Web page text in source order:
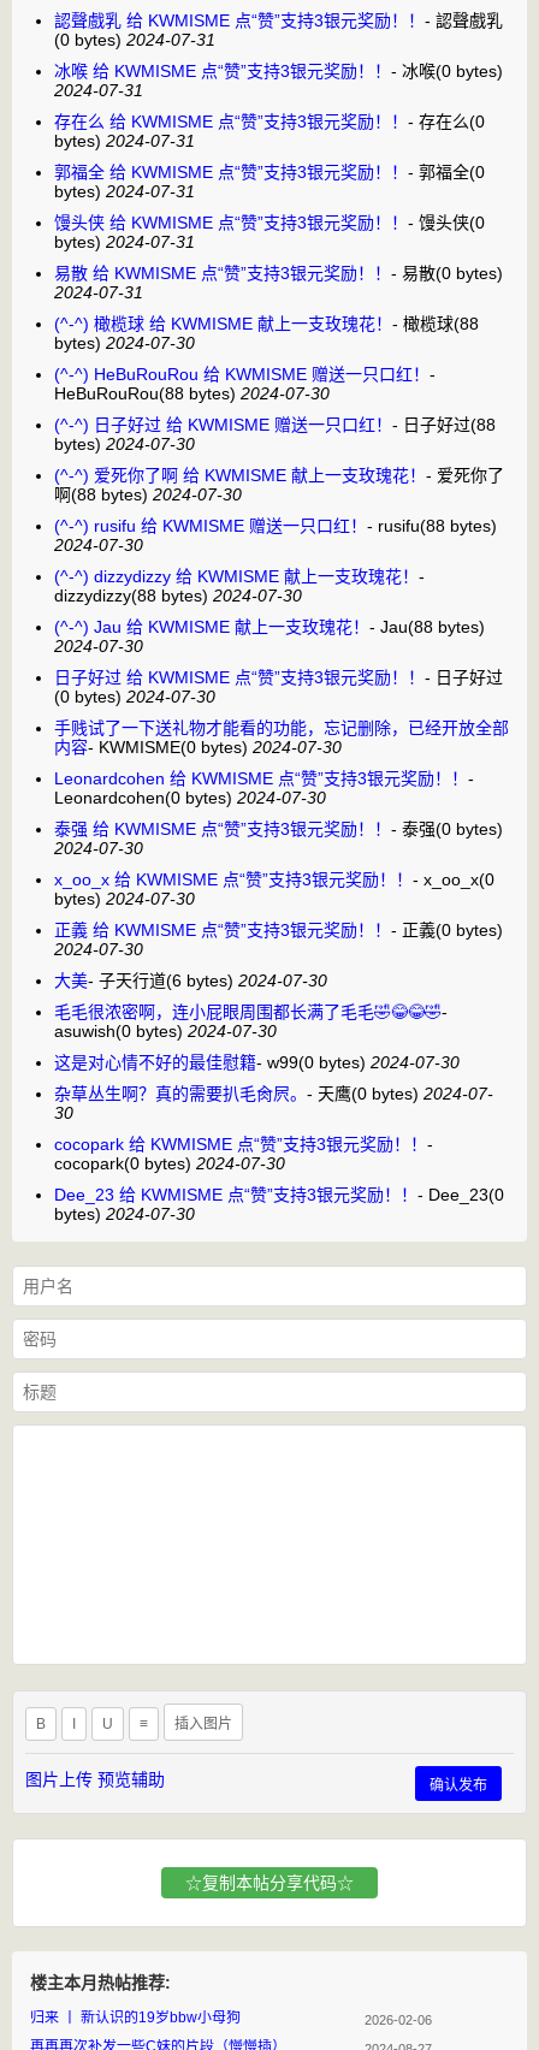
認聲戲乳 给 KWMISME 点“赞”支持3银元奖励！！ - 認聲戲乳
(0 bytes) 2024-07-31
冰喉 给 KWMISME 点“赞”支持3银元奖励！！ - 冰喉(0 bytes)
2024-07-31
存在么 给 KWMISME 点“赞”支持3银元奖励！！ - 存在么(0
bytes) 2024-07-31
郭福全 给 KWMISME 点“赞”支持3银元奖励！！ - 郭福全(0
bytes) 2024-07-31
馒头侠 给 KWMISME 点“赞”支持3银元奖励！！ - 馒头侠(0
bytes) 2024-07-31
易散 给 KWMISME 点“赞”支持3银元奖励！！ - 易散(0 bytes)
2024-07-31
(^-^) 橄榄球 给 KWMISME 献上一支玫瑰花！ - 橄榄球(88
bytes) 2024-07-30
(^-^) HeBuRouRou 给 KWMISME 赠送一只口红！ -
HeBuRouRou(88 bytes) 2024-07-30
(^-^) 日子好过 给 KWMISME 赠送一只口红！ - 日子好过(88
bytes) 2024-07-30
(^-^) 爱死你了啊 给 KWMISME 献上一支玫瑰花！ - 爱死你了
啊(88 bytes) 2024-07-30
(^-^) rusifu 给 KWMISME 赠送一只口红！ - rusifu(88 bytes)
2024-07-30
(^-^) dizzydizzy 给 KWMISME 献上一支玫瑰花！ -
dizzydizzy(88 bytes) 2024-07-30
(^-^) Jau 给 KWMISME 献上一支玫瑰花！ - Jau(88 bytes)
2024-07-30
日子好过 给 KWMISME 点“赞”支持3银元奖励！！ - 日子好过
(0 bytes) 2024-07-30
手贱试了一下送礼物才能看的功能，忘记删除，已经开放全部
内容- KWMISME(0 bytes) 2024-07-30
Leonardcohen 给 KWMISME 点“赞”支持3银元奖励！！ -
Leonardcohen(0 bytes) 2024-07-30
泰强 给 KWMISME 点“赞”支持3银元奖励！！ - 泰强(0 bytes)
2024-07-30
x_oo_x 给 KWMISME 点“赞”支持3银元奖励！！ - x_oo_x(0
bytes) 2024-07-30
正義 给 KWMISME 点“赞”支持3银元奖励！！ - 正義(0 bytes)
2024-07-30
大美- 子天行道(6 bytes) 2024-07-30
毛毛很浓密啊，连小屁眼周围都长满了毛毛🤣😂😂🤣-
asuwish(0 bytes) 2024-07-30
这是对心情不好的最佳慰籍- w99(0 bytes) 2024-07-30
杂草丛生啊？真的需要扒毛肏屄。 - 天鹰(0 bytes) 2024-07-
30
cocopark 给 KWMISME 点“赞”支持3银元奖励！！ -
cocopark(0 bytes) 2024-07-30
Dee_23 给 KWMISME 点“赞”支持3银元奖励！！ - Dee_23(0
bytes) 2024-07-30
B I U ≡ 插入图片
图片上传 预览辅助 确认发布
☆复制本帖分享代码☆
楼主本月热帖推荐:
归来 丨 新认识的19岁bbw小母狗 2026-02-06
再再再次补发一些C妹的片段（慢慢插）